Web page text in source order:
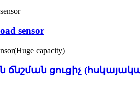
sensor
ճնշման ցուցիչ